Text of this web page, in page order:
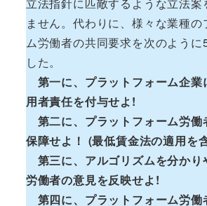
ません。代わりに、様々な業種
ム労働者の共同要求を次のように
した。
第一に、プラットフォーム企業
用者責任を付与せよ!
第二に、プラットフォーム労働
保障せよ！ (最低賃金法の適用を
第三に、アルゴリズムを分かり
労働者の意見を反映せよ!
第四に、プラットフォーム労働